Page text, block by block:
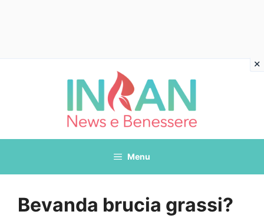
Menu
Bevanda brucia grassi?